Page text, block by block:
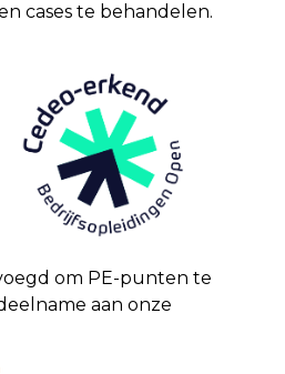
cases te behandelen.
om PE-punten te
aan onze